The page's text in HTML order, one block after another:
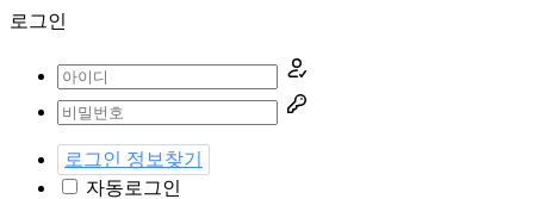
로그인
로그인 정보찾기
자동로그인